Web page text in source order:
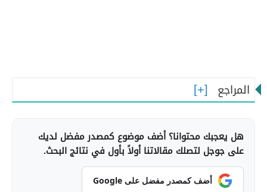
المراجع
هل يعجبك محتوانا؟ أضف موضوع كمصدر مفضل لديك
على جوجل لتصلك مقالاتنا أولاً بأول في نتائج البحث.
أضف كمصدر مفضل على Google